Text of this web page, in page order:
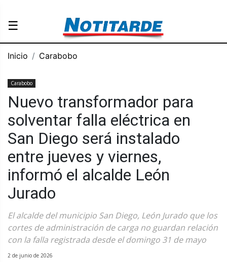
☰
Inicio Carabobo
Carabobo
Nuevo transformador para
solventar falla eléctrica en
San Diego será instalado
entre jueves y viernes,
informó el alcalde León
Jurado
El alcalde del municipio San Diego, León Jurado que los
cortes de administración de carga no guardan relación
con la falla registrada desde el domingo 31 de mayo
2 de junio de 2026